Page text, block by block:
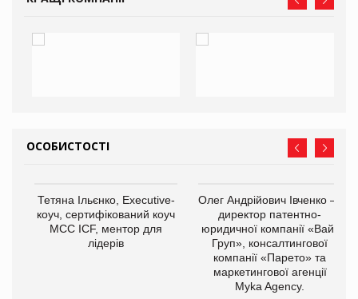
ОСОБИСТОСТІ
Тетяна Ільєнко, Executive-
коуч, сертифікований коуч
МСС ICF, ментор для
лідерів
Олег Андрійович Івченко —
директор патентно-
юридичної компанії «Вайз
Груп», консалтингової
компанії «Парето» та
маркетингової агенції
Myka Agency.